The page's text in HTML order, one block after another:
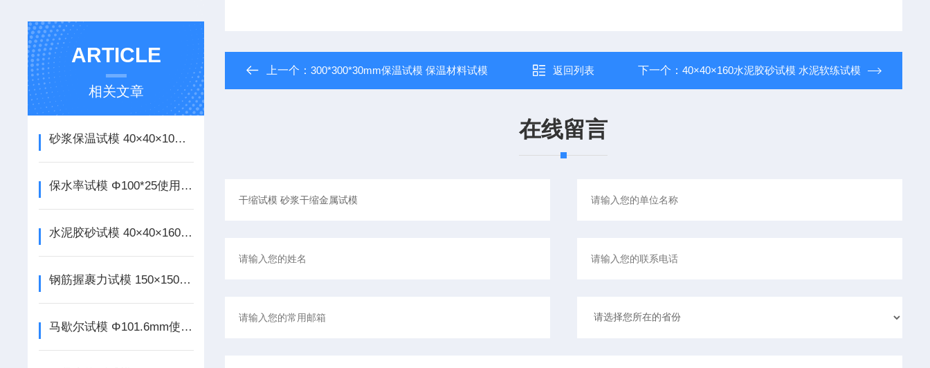
ARTICLE
相关文章
砂浆保温试模 40×40×10使用说明
保水率试模 Φ100*25使用说明
水泥胶砂试模 40×40×160使用说明
钢筋握裹力试模 150×150×150mm使用说明
马歇尔试模 Φ101.6mm使用说明
上一个：300*300*30mm保温试模 保温材料试模 返回列表 下一个： 40×40×160水泥胶砂试模 水泥软练试模
在线留言